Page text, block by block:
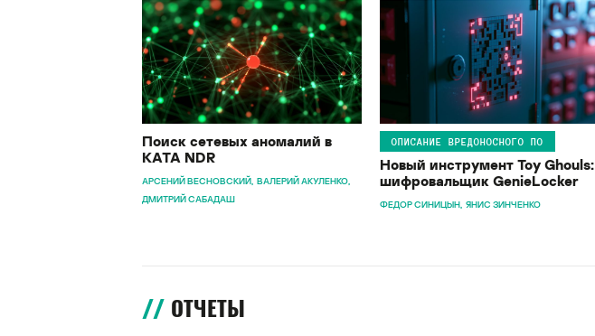
Поиск сетевых аномалий в
KATA NDR
АРСЕНИЙ ВЕСНОВСКИЙ ВАЛЕРИЙ АКУЛЕНКО
ДМИТРИЙ САБАДАШ
ОПИСАНИЕ ВРЕДОНОСНОГО ПО
Новый инструмент Toy Ghouls:
шифровальщик GenieLocker
ФЕДОР СИНИЦЫН ЯНИС ЗИНЧЕНКО
ОТЧЕТЫ